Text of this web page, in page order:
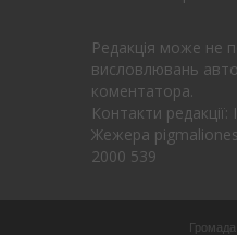
Редакція може не
висловлювань
коментатора.
Контакти
Жежера
2000 539
Громада